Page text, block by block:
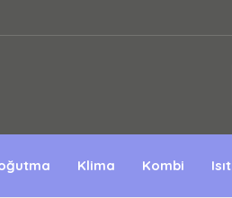
Klima Kombi